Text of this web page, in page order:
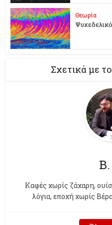
Θεωρία
Σχετικά με
Kαφές χωρίς ζάχαρη,
λόγια, εποχή χωρίς